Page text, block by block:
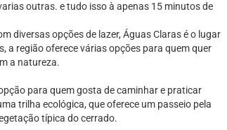
outras. e tudo isso à apenas 15 minutos de
diversas opções de lazer, Águas Claras é o lugar
a região oferece várias opções para quem quer
a natureza.
para quem gosta de caminhar e praticar
trilha ecológica, que oferece um passeio pela
típica do cerrado.